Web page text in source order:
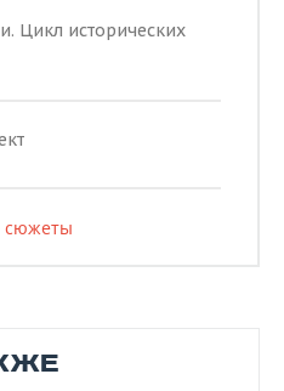
Цикл исторических
сюжеты